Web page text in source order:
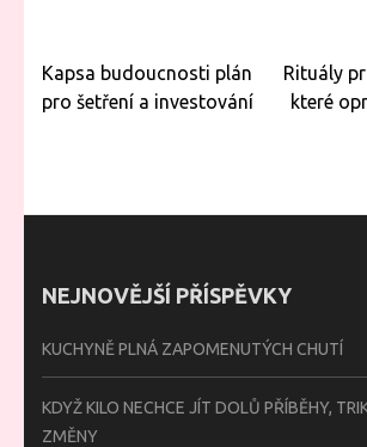
Navigace
pro
Kapsa budoucnosti plán
pro šetření a investování
Rituály
které
NEJNOVĚJŠÍ PŘÍSPĚVKY
KUCHYNĚ PLNÁ ZAPOMENUTÝCH CHUTÍ
KDYŽ KILO NECHCE JÍT DOLŮ PŘÍBĚHY,
ZMĚNY